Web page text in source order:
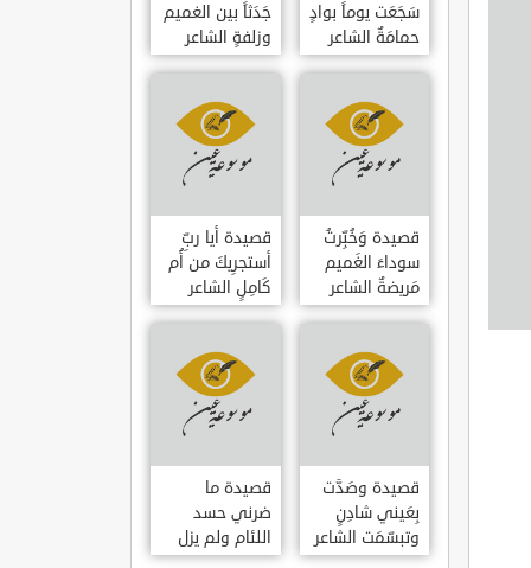
سَجَعَت يوماً بوادٍ
حمامَةٌ الشاعر
العوام بن عقبة
جَدَثاً بين الغميم
وزلفةٍ الشاعر
العوام بن عقبة
قصيدة وَخُبِّرتُ
سوداءَ الغَميم
مَريضةٌ الشاعر
العوام بن عقبة
قصيدة أيا ربِّ
أستجرِيكَ من أُم
كَامِلٍ الشاعر
العوام بن عقبة
قصيدة وصَدَّت
بِعَيني شادِنٍ
وتبسّمَت الشاعر
العوام بن عقبة
قصيدة ما
ضرني حسد
اللئام ولم يزل
الشاعر عمارة بن